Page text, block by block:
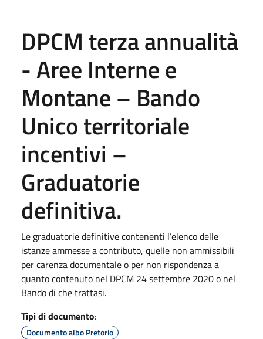
DPCM terza annualità
- Aree Interne e
Montane – Bando
Unico territoriale
incentivi –
Graduatorie
definitiva.
Le graduatorie definitive contenenti l’elenco delle
istanze ammesse a contributo, quelle non ammissibili
per carenza documentale o per non rispondenza a
quanto contenuto nel DPCM 24 settembre 2020 o nel
Bando di che trattasi.
Tipi di documento:
Documento albo Pretorio